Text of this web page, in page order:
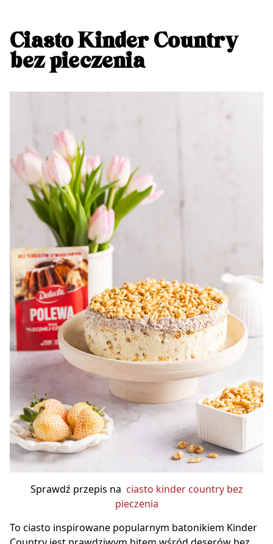
Ciasto Kinder Country
bez pieczenia
Sprawdź przepis na ciasto kinder country bez
pieczenia
To ciasto inspirowane popularnym batonikiem Kinder